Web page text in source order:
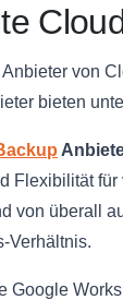
von
bieten
Flexibilität
von überall
Verhältnis.
Google